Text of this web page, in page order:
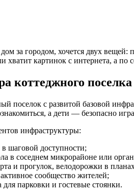
за городом, хочется двух
хватит картинок с интернета, а по
коттеджного поселка
поселок с развитой базовой
а дети — безопасно
инфраструктуры:
шаговой доступности;
в соседнем микрорайоне или
и прогулок, велодорожки в
сообщество жителей;
парковки и гостевые стоянки.